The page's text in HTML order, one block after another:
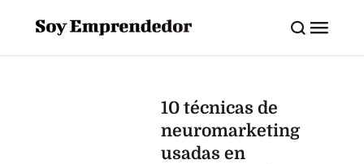
10 técnicas de
neuromarketing
usadas en